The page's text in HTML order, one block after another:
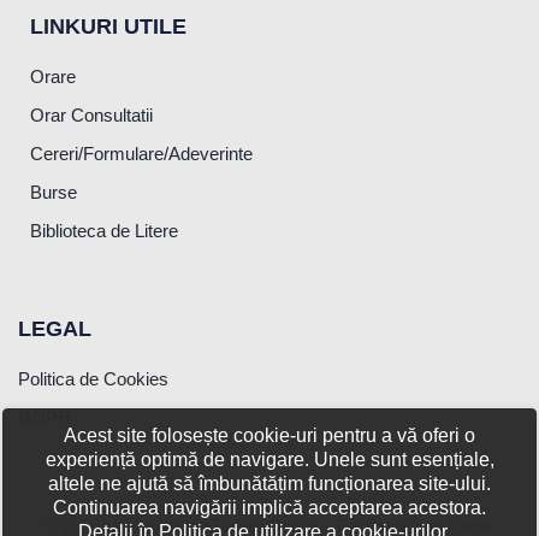
LINKURI UTILE
Orare
Orar Consultatii
Cereri/Formulare/Adeverinte
Burse
Biblioteca de Litere
LEGAL
Politica de Cookies
© 2026 Universitatea Babeș-Bolyai – Facultatea de Litere.
Acest site folosește cookie-uri pentru a vă oferi o
experiență optimă de navigare. Unele sunt esențiale,
altele ne ajută să îmbunătățim funcționarea site-ului.
Continuarea navigării implică acceptarea acestora.